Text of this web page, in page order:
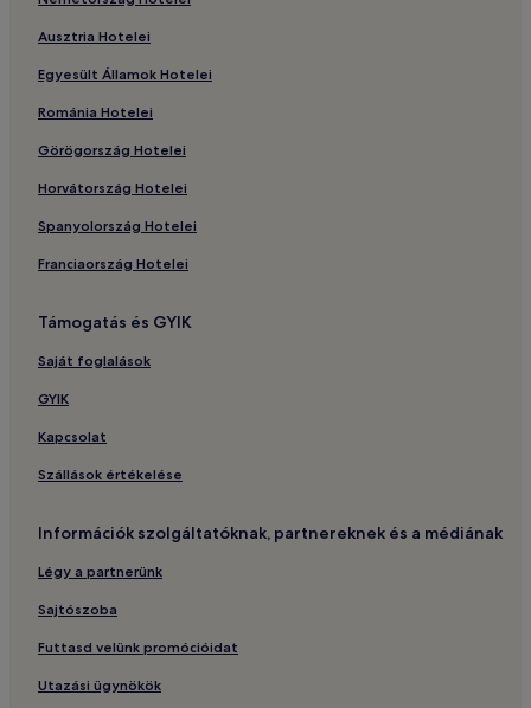
Ausztria Hotelei
Egyesült Államok Hotelei
Románia Hotelei
Görögország Hotelei
Horvátország Hotelei
Spanyolország Hotelei
Franciaország Hotelei
Támogatás és GYIK
Saját foglalások
GYIK
Kapcsolat
Szállások értékelése
Információk szolgáltatóknak, partnereknek és a médiának
Légy a partnerünk
Sajtószoba
Futtasd velünk promócióidat
Utazási ügynökök